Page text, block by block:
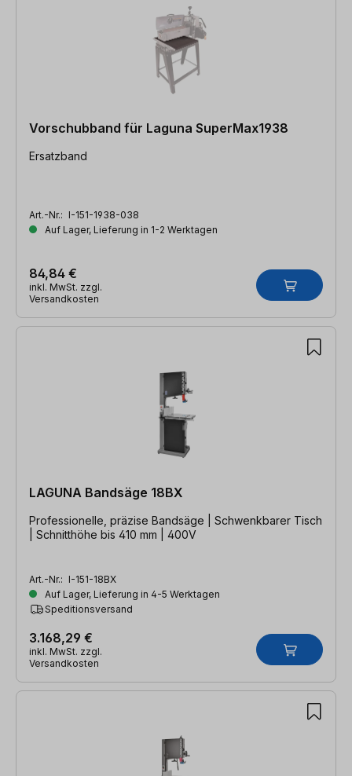
Vorschubband für Laguna SuperMax1938
Ersatzband
Art.-Nr.: I-151-1938-038
Auf Lager, Lieferung in 1-2 Werktagen
84,84 €
inkl. MwSt. zzgl.
Versandkosten
LAGUNA Bandsäge 18BX
Professionelle, präzise Bandsäge | Schwenkbarer Tisch
| Schnitthöhe bis 410 mm | 400V
Art.-Nr.: I-151-18BX
Auf Lager, Lieferung in 4-5 Werktagen
Speditionsversand
3.168,29 €
inkl. MwSt. zzgl.
Versandkosten